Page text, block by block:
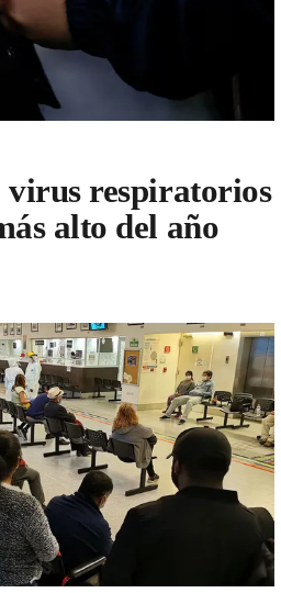
virus respiratorios
alto del año